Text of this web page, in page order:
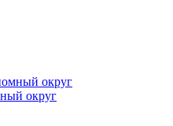
округ
округ